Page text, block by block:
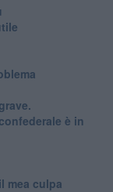
è in
mea culpa